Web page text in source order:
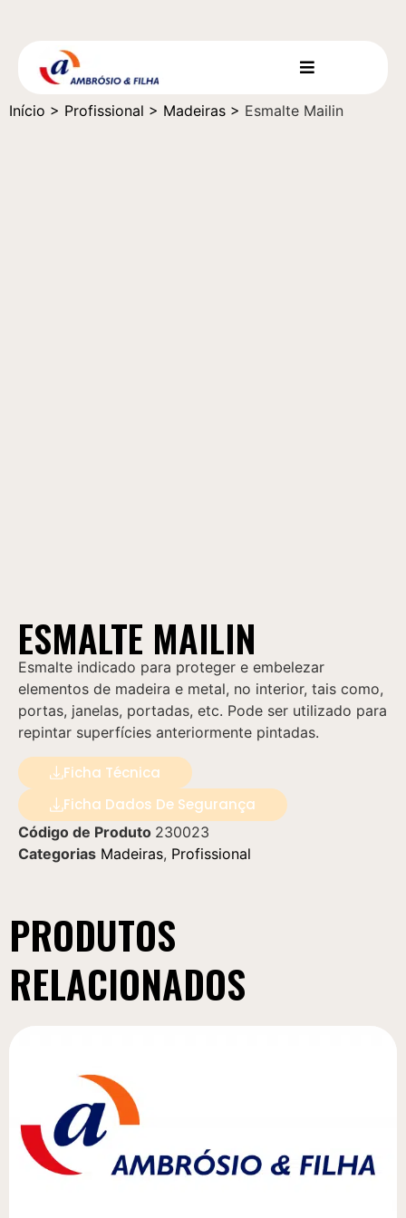
Início > Profissional > Madeiras > Esmalte Mailin
ESMALTE MAILIN
Esmalte indicado para proteger e embelezar
elementos de madeira e metal, no interior, tais como,
portas, janelas, portadas, etc. Pode ser utilizado para
repintar superfícies anteriormente pintadas.
Ficha Técnica
Ficha Dados De Segurança
Código de Produto 230023
Categorias Madeiras, Profissional
PRODUTOS
RELACIONADOS